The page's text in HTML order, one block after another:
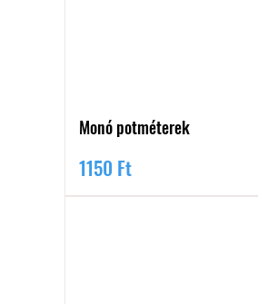
Monó potméterek
Ár
1150 Ft